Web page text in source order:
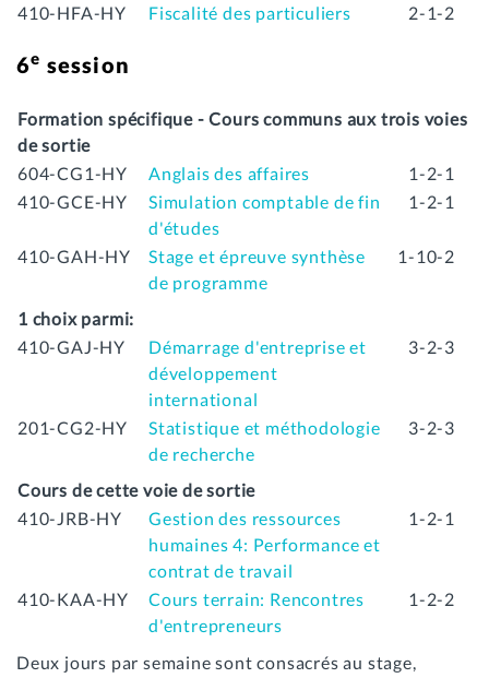
410-HFA-HY
Fiscalité des particuliers 2-1-2
6e session
Formation spécifique - Cours communs aux trois voies
de sortie
604-CG1-HY
Anglais des affaires
1-2-1
410-GCE-HY
Simulation comptable de fin
d'études
1-2-1
410-GAH-HY
Stage et épreuve synthèse
de programme
1-10-2
1 choix parmi:
410-GAJ-HY
Démarrage d'entreprise et
développement
international
3-2-3
201-CG2-HY
Statistique et méthodologie
de recherche
3-2-3
Cours de cette voie de sortie
410-JRB-HY
Gestion des ressources
humaines 4: Performance et
contrat de travail
1-2-1
410-KAA-HY
Cours terrain: Rencontres
d'entrepreneurs
1-2-2
Deux jours par semaine sont consacrés au stage,